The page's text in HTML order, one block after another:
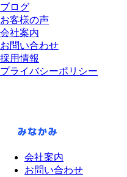
ブログ
お客様の声
会社案内
お問い合わせ
採用情報
プライバシーポリシー
会社案内
お問い合わせ